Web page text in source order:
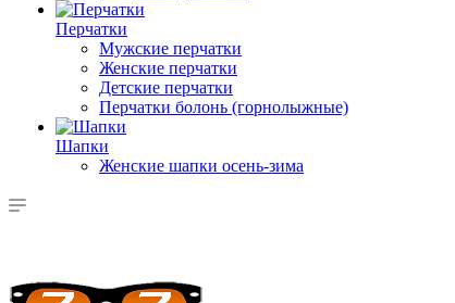
Перчатки
Мужские перчатки
Женские перчатки
Детские перчатки
Перчатки болонь (горнолыжные)
Шапки
Женские шапки осень-зима